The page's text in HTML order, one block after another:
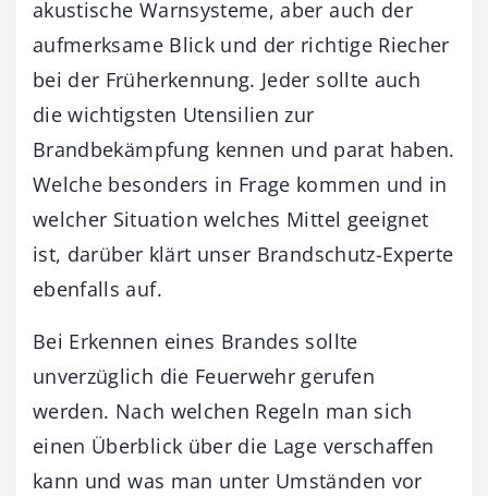
akustische Warnsysteme, aber auch der
aufmerksame Blick und der richtige Riecher
bei der Früherkennung. Jeder sollte auch
die wichtigsten Utensilien zur
Brandbekämpfung kennen und parat haben.
Welche besonders in Frage kommen und in
welcher Situation welches Mittel geeignet
ist, darüber klärt unser Brandschutz-Experte
ebenfalls auf.
Bei Erkennen eines Brandes sollte
unverzüglich die Feuerwehr gerufen
werden. Nach welchen Regeln man sich
einen Überblick über die Lage verschaffen
kann und was man unter Umständen vor